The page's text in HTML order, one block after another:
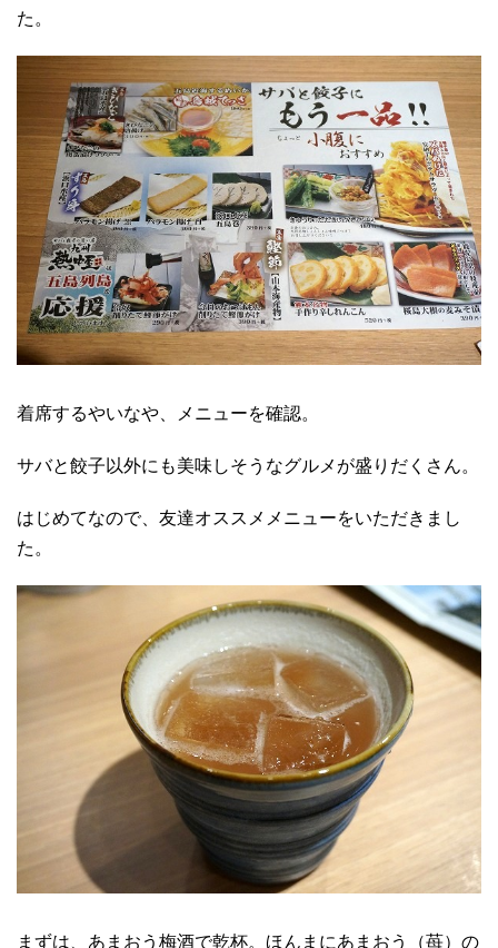
た。
着席するやいなや、メニューを確認。
サバと餃子以外にも美味しそうなグルメが盛りだくさん。
はじめてなので、友達オススメメニューをいただきまし
た。
まずは、あまおう梅酒で乾杯。ほんまにあまおう（苺）の